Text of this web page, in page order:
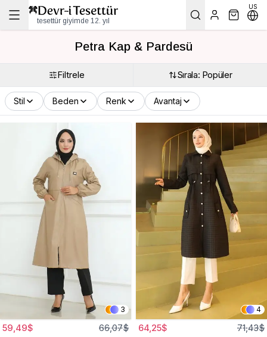
tesettür giyimde 12. yıl
US
Petra Kap & Pardesü
Filtrele Sırala: Popüler
Stil Beden Renk Avantaj
3
59,49$ 66,07$
4
64,25$ 71,43$